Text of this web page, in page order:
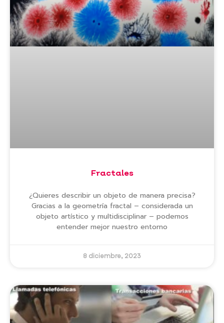
Fractales
¿Quieres describir un objeto de manera precisa?
Gracias a la geometría fractal – considerada un
objeto artístico y multidisciplinar – podemos
entender mejor nuestro entorno
8 diciembre, 2023